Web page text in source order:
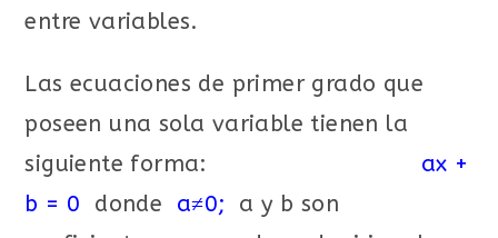
entre variables.
Las ecuaciones de primer grado que
poseen una sola variable tienen la
siguiente forma:
ax +
b = 0 donde a≠0;
a y b son